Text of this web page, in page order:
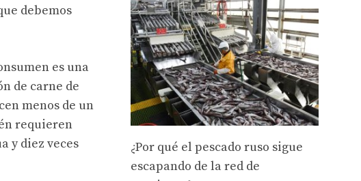
debemos
es una
de carne de
menos de un
requieren
y diez veces
¿Por qué el pescado ruso sigue
escapando de la red de